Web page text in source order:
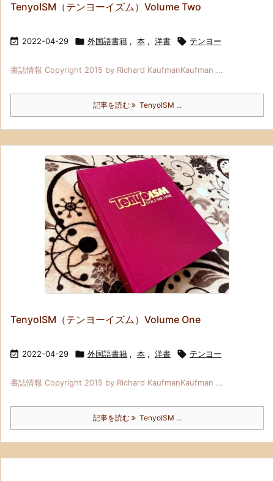
TenyoISM（テンヨーイズム）Volume Two
 2022-04-29  外国語書籍 , 本 , 洋書  テンヨー
書誌情報 Copyright 2015 by Richard KaufmanKaufman ...
記事を読む TenyoISM ...
TenyoISM（テンヨーイズム）Volume One
 2022-04-29  外国語書籍 , 本 , 洋書  テンヨー
書誌情報 Copyright 2015 by Richard KaufmanKaufman ...
記事を読む TenyoISM ...